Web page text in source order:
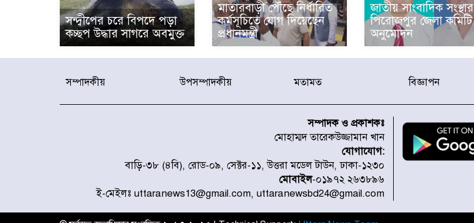
সন্দ্বীপের চরে বিপদে পড়া
কচ্ছপ উদ্ধার সাগরে অবমুক্ত
মাতারবাড়ী পৌঁছে নির্ধারিত
কর্মসূচিতে যোগ দিয়েছেন
প্রধানমন্ত্রী
জাতীয় সাংবাদিক সংস্থার
পিরোজপুর জেলা কমিটি
অনুমোদন
সম্পাদকীয় উপসম্পাদকীয় মতামত বিজ্ঞাপন
সম্পাদক ও প্রকাশকঃ
মোহাম্মদ তারেকউজ্জামান খান
যোগাযোগ:
বাড়ি-৩৮ (৪বি), রোড-০৯, সেক্টর-১১, উত্তরা মডেল টাউন, ঢাকা-১২৩০
মোবাইল-০১৯৭২ ২৬৩৮৯৬
ই-মেইলঃ uttaranews13@gmail.com, uttaranewsbd24@gmail.com